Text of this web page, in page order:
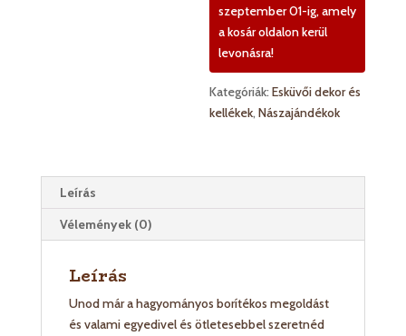
szeptember 01-ig, amely
a kosár oldalon kerül
levonásra!
Kategóriák:Esküvői dekor és
kellékek,Nászajándékok
Leírás
Vélemények (0)
Leírás
Unod már a hagyományos borítékos megoldást
és valami egyedivel és ötletesebbel szeretnéd